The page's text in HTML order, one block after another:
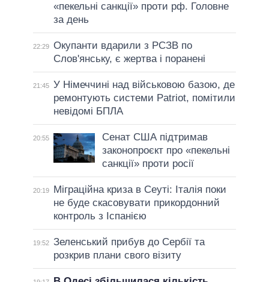
«пекельні санкції» проти рф. Головне
за день
22:29 Окупанти вдарили з РСЗВ по
Слов'янську, є жертва і поранені
21:45 У Німеччині над військовою базою, де
ремонтують системи Patriot, помітили
невідомі БПЛА
20:55
Сенат США підтримав
законопроєкт про «пекельні
санкції» проти росії
20:19
Міграційна криза в Сеуті: Італія поки
не буде скасовувати прикордонний
контроль з Іспанією
19:52 Зеленський прибув до Сербії та
розкрив плани свого візиту